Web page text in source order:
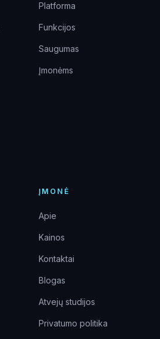
Platforma
Funkcijos
Saugumas
Įmonėms
ĮMONĖ
Apie
Kainos
Kontaktai
Blogas
Atvejų studijos
Privatumo politika